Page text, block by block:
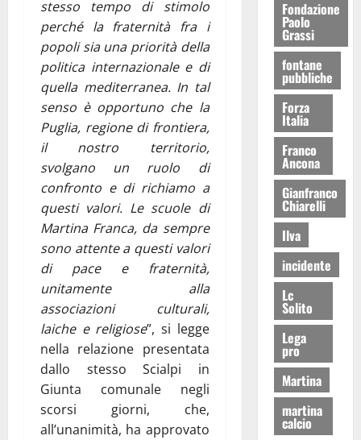
stesso tempo di stimolo
perché la fraternità fra i
popoli sia una priorità della
politica internazionale e di
quella mediterranea. In tal
senso è opportuno che la
Puglia, regione di frontiera,
il nostro territorio,
svolgano un ruolo di
confronto e di richiamo a
questi valori. Le scuole di
Martina Franca, da sempre
sono attente a questi valori
di pace e fraternità,
unitamente alla
associazioni culturali,
laiche e religiose”, si legge
nella relazione presentata
dallo stesso Scialpi in
Giunta comunale negli
scorsi giorni, che,
all’unanimità, ha approvato
Fondazione
Paolo
Grassi
fontane
pubbliche
Forza
Italia
Franco
Ancona
Gianfranco
Chiarelli
Ilva
incidente
Lc
Solito
Lega
pro
Martina
martina
calcio